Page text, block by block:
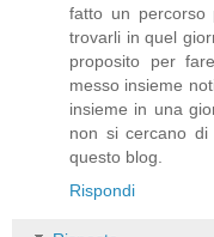
fatto un percorso
trovarli in quel
proposito per
messo insieme
insieme in una
non si cercano di
questo blog.
Rispondi